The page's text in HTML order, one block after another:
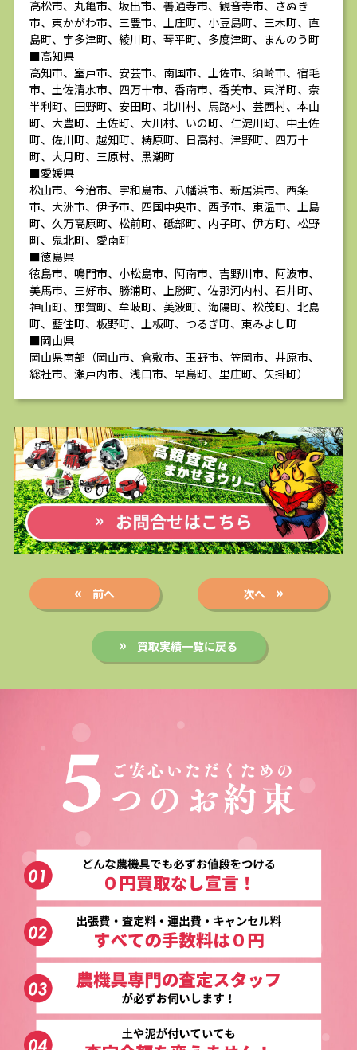
高松市、丸亀市、坂出市、善通寺市、観音寺市、さぬき
市、東かがわ市、三豊市、土庄町、小豆島町、三木町、直
島町、宇多津町、綾川町、琴平町、多度津町、まんのう町
■高知県
高知市、室戸市、安芸市、南国市、土佐市、須崎市、宿毛
市、土佐清水市、四万十市、香南市、香美市、東洋町、奈
半利町、田野町、安田町、北川村、馬路村、芸西村、本山
町、大豊町、土佐町、大川村、いの町、仁淀川町、中土佐
町、佐川町、越知町、梼原町、日高村、津野町、四万十
町、大月町、三原村、黒潮町
■愛媛県
松山市、今治市、宇和島市、八幡浜市、新居浜市、西条
市、大洲市、伊予市、四国中央市、西予市、東温市、上島
町、久万高原町、松前町、砥部町、内子町、伊方町、松野
町、鬼北町、愛南町
■徳島県
徳島市、鳴門市、小松島市、阿南市、吉野川市、阿波市、
美馬市、三好市、勝浦町、上勝町、佐那河内村、石井町、
神山町、那賀町、牟岐町、美波町、海陽町、松茂町、北島
町、藍住町、板野町、上板町、つるぎ町、東みよし町
■岡山県
岡山県南部（岡山市、倉敷市、玉野市、笠岡市、井原市、
総社市、瀬戸内市、浅口市、早島町、里庄町、矢掛町）
前へ 次へ
買取実績一覧に戻る